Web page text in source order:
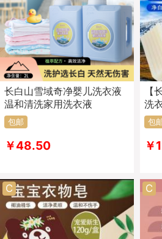
长白山雪域奇净婴儿洗衣液
温和清洗家用洗衣液
包邮
￥48.50
【
洗
包
￥
C C